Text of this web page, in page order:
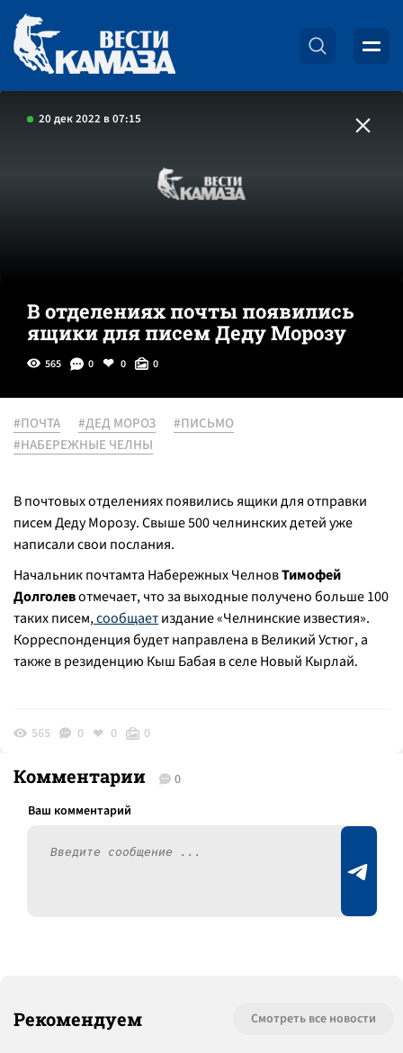
20 дек 2022 в 07:15
В отделениях почты появились
ящики для писем Деду Морозу
565 0 0 0
#ПОЧТА #ДЕД МОРОЗ
#ПИСЬМО
#НАБЕРЕЖНЫЕ ЧЕЛНЫ
В почтовых отделениях появились ящики для отправки
писем Деду Морозу. Свыше 500 челнинских детей уже
написали свои послания.
Начальник почтамта Набережных ЧелновТимофей
Долголевотмечает, что за выходные получено больше 100
таких писем,сообщаетиздание «Челнинские известия».
Корреспонденция будет направлена в Великий Устюг, а
также в резиденцию Кыш Бабая в селе Новый Кырлай.
565 0 0 0
Комментарии 0
Рекомендуем Смотреть все новости